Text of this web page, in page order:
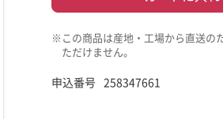
※この商品は産地・工場から直送の
ただけません。
申込番号 258347661